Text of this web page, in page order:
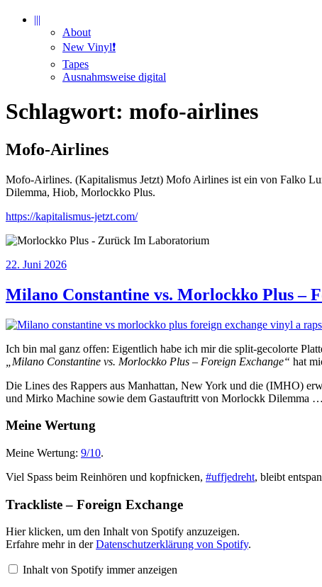
|||
About
New Vinyl❗️
Tapes
Ausnahmsweise digital
Schlagwort: mofo-airlines
Mofo-Airlines
Mofo-Airlines. (Kapitalismus Jetzt) Mofo Airlines ist ein von Falko
Dilemma, Hiob, Morlockko Plus.
https://kapitalismus-jetzt.com/
Veröffentlicht
22. Juni 2026
Milano Constantine vs. Morlockko Plus –
Ich bin mal ganz offen: Eigentlich habe ich mir die split-gecolorte
„Milano Constantine vs. Morlockko Plus – Foreign Exchange“ hat
Die Lines des Rappers aus Manhattan, New York und die (IMHO)
und Mirko Machine sowie dem Gastauftritt von Morlockk Dilemma
Meine Wertung
Meine Wertung: 9/10.
Viel Spass beim Reinhören und kopfnicken, #uffjedreht, bleibt
Trackliste – Foreign Exchange
„Spotify
Embed:
Foreign
Exchange“
von
Hier klicken, um den Inhalt von Spotify anzuzeigen.
Erfahre mehr in derDatenschutzerklärung von Spotify.
Inhalt von Spotify immer anzeigen